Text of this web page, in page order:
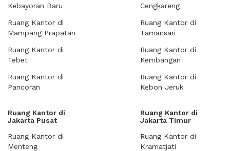
Kebayoran Baru
Ruang Kantor di
Mampang Prapatan
Ruang Kantor di
Tebet
Ruang Kantor di
Pancoran
Cengkareng
Ruang Kantor di
Tamansari
Ruang Kantor di
Kembangan
Ruang Kantor di
Kebon Jeruk
Ruang Kantor di
Jakarta Pusat
Ruang Kantor di
Menteng
Ruang Kantor di
Jakarta Timur
Ruang Kantor di
Kramatjati